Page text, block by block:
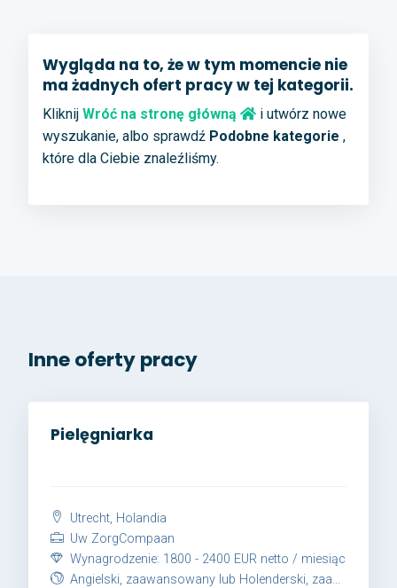
Wygląda na to, że w tym momencie nie
ma żadnych ofert pracy w tej kategorii.
Kliknij Wróć na stronę główną
i utwórz nowe
wyszukanie, albo sprawdź Podobne kategorie ,
które dla Ciebie znaleźliśmy.
Inne oferty pracy
Pielęgniarka
Utrecht, Holandia
Uw ZorgCompaan
Wynagrodzenie: 1800 - 2400 EUR netto / miesiąc
Angielski, zaawansowany lub Holenderski, zaawansowany